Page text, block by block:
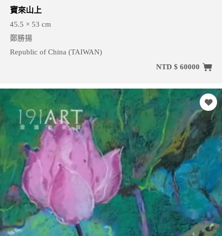
寶來山上
45.5 × 53 cm
鄭勝揚
Republic of China (TAIWAN)
NTD $ 60000